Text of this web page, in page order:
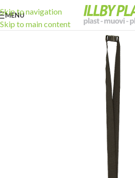
Skip to navigation
Skip to main content
MENU